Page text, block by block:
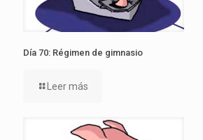
Día 70: Régimen de gimnasio
Leer más